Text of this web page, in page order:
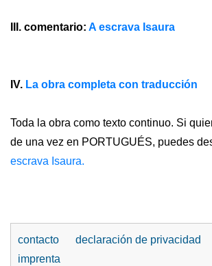
III. comentario: A escrava Isaura
IV. La obra completa con traducción
Toda la obra como texto continuo. Si
de una vez en PORTUGUÉS, puedes
escrava Isaura.
contacto declaración de privacidad
imprenta